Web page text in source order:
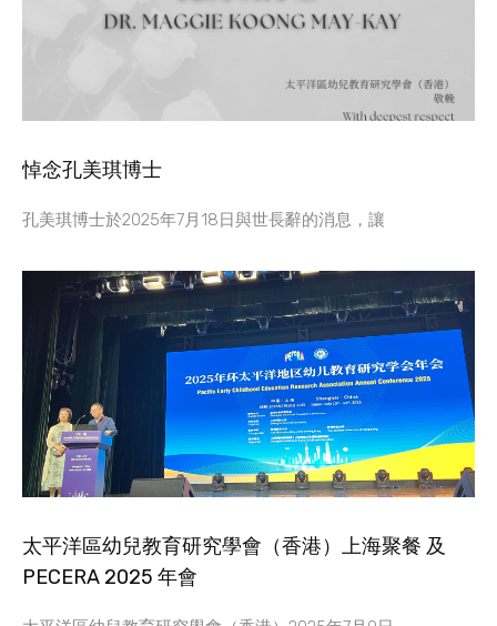
悼念孔美琪博士
孔美琪博士於2025年7月18日與世長辭的消息，讓
太平洋區幼兒教育研究學會（香港）上海聚餐 及
PECERA 2025 年會